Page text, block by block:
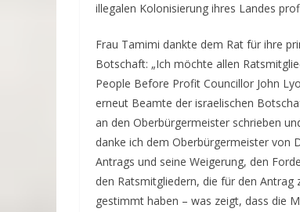
illegalen Kolonisierung ihres Landes
Frau Tamimi dankte dem Rat für ihre
Botschaft: „Ich möchte allen
People Before Profit Councillor John
erneut Beamte der israelischen
an den Oberbürgermeister schrieben
danke ich dem Oberbürgermeister von
Antrags und seine Weigerung, den
den Ratsmitgliedern, die für den
gestimmt haben – was zeigt, dass die